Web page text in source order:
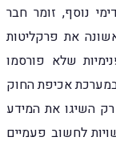
נוסף, זומר חבר
את פרקליטות
שלא פורסמו
אכיפת החוק
השיגו את המידע
לחשוב פעמיים